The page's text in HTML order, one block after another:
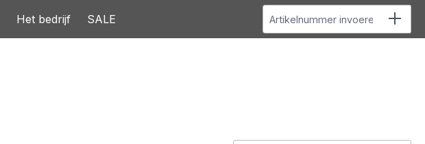
Het bedrijf SALE Artikelnummer invoeren